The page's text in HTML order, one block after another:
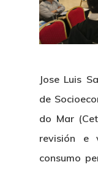
Jose Luis
de
do Mar
revisión e
consumo